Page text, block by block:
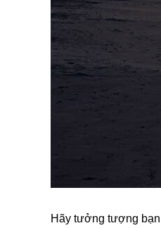
Hãy tưởng tượng